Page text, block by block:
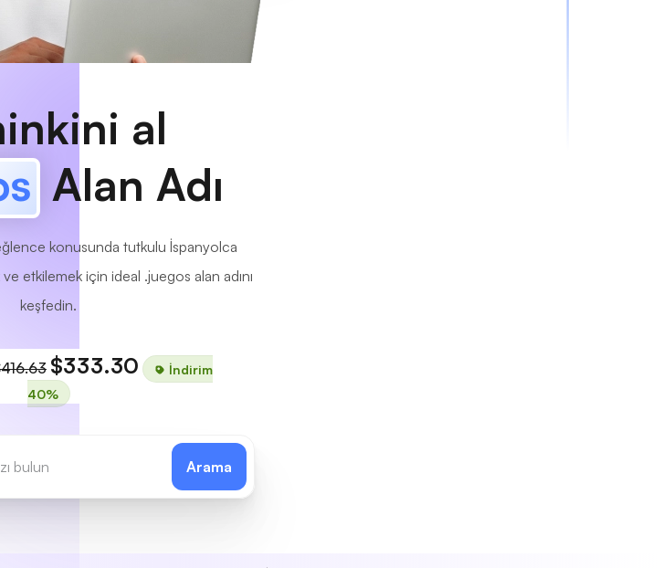
al
Alan Adı
konusunda tutkulu İspanyolca
etkilemek için ideal .juegos alan adını
keşfedin.
$333.30
İndirim
40%
Arama